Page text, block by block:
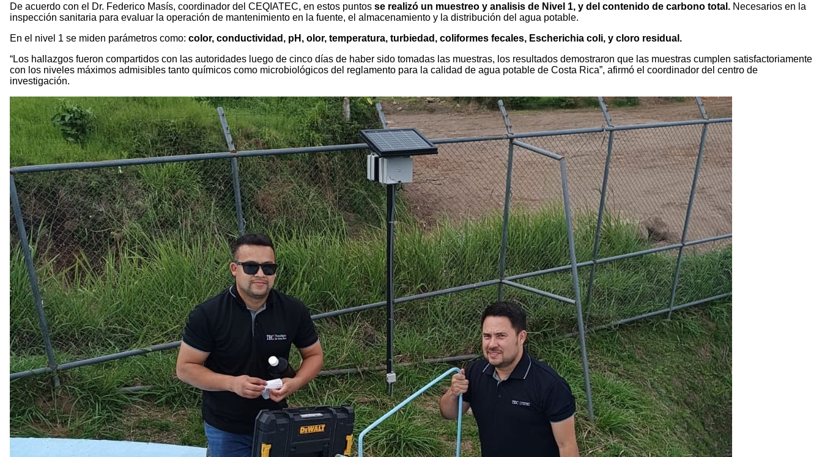
De acuerdo con el Dr. Federico Masís, coordinador del CEQIATEC, en estos puntos se realizó un muestreo y analisis de Nivel 1, y del contenido de carbono total. Necesarios en la
inspección sanitaria para evaluar la operación de mantenimiento en la fuente, el almacenamiento y la distribución del agua potable.
En el nivel 1 se miden parámetros como: color, conductividad, pH, olor, temperatura, turbiedad, coliformes fecales, Escherichia coli, y cloro residual.
“Los hallazgos fueron compartidos con las autoridades luego de cinco días de haber sido tomadas las muestras, los resultados demostraron que las muestras cumplen satisfactoriamente
con los niveles máximos admisibles tanto químicos como microbiológicos del reglamento para la calidad de agua potable de Costa Rica”, afirmó el coordinador del centro de
investigación.